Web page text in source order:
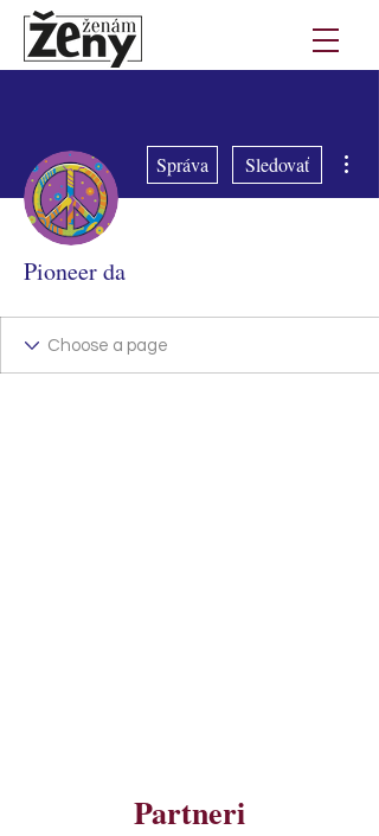
Správa Sledovať
Pioneer da
Partneri